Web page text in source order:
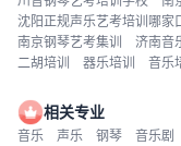
沈阳正规声乐艺考培训哪家
南京钢琴艺考集训
济南音
二胡培训
器乐培训 音乐
相关专业
音乐 声乐 钢琴 音乐剧